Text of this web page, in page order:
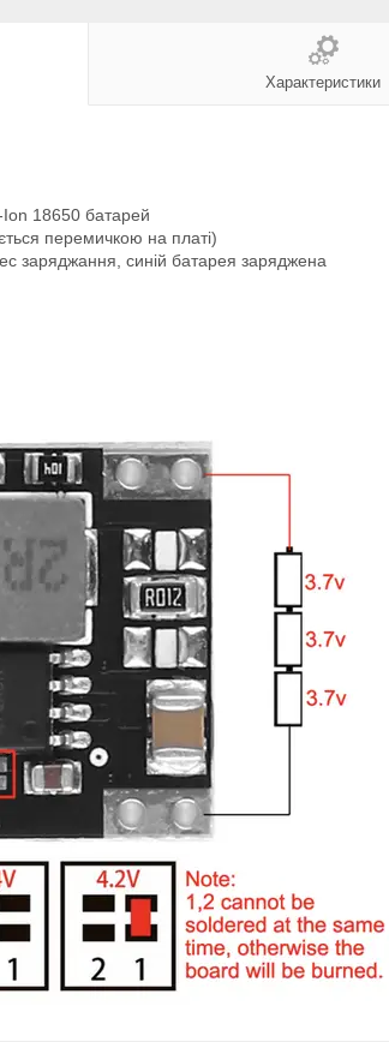
Характеристики
18650 батарей
перемичкою на платі)
заряджання, синій батарея заряджена